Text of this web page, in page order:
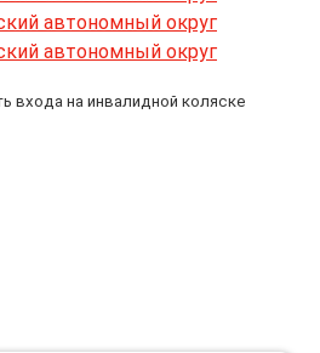
входа на инвалидной коляске